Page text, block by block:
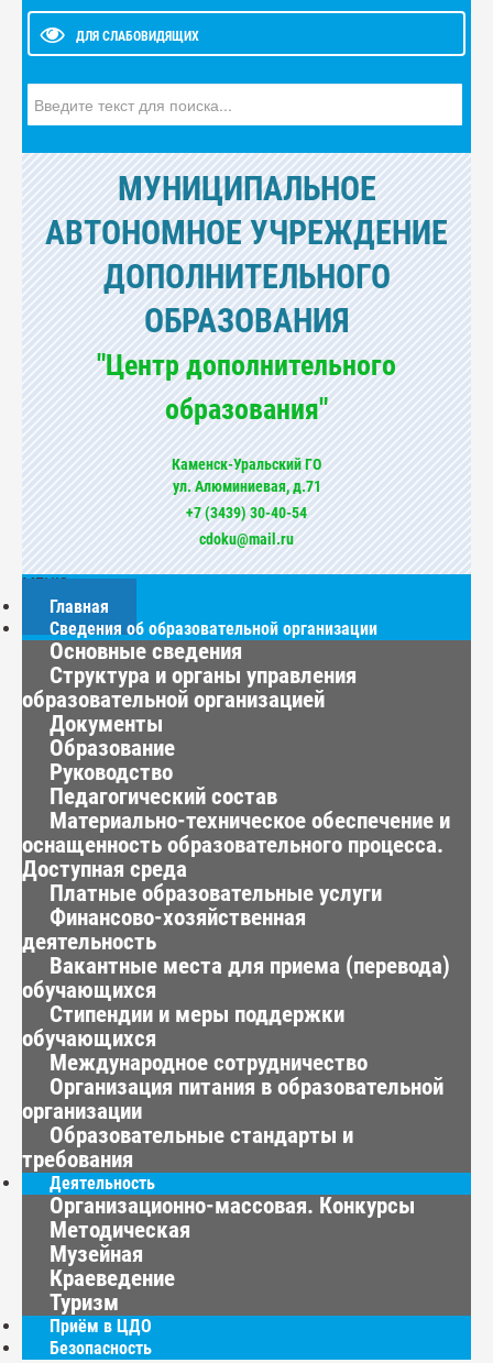
ДЛЯ СЛАБОВИДЯЩИХ
МУНИЦИПАЛЬНОЕ
АВТОНОМНОЕ УЧРЕЖДЕНИЕ
ДОПОЛНИТЕЛЬНОГО
ОБРАЗОВАНИЯ
"Центр дополнительного
образования"
Каменск-Уральский ГО
ул. Алюминиевая, д.71
+7 (3439) 30-40-54
cdoku@mail.ru
МЕНЮ
Главная
Сведения об образовательной организации
Основные сведения
Структура и органы управления
образовательной организацией
Документы
Образование
Руководство
Педагогический состав
Материально-техническое обеспечение и
оснащенность образовательного процесса.
Доступная среда
Платные образовательные услуги
Финансово-хозяйственная
деятельность
Вакантные места для приема (перевода)
обучающихся
Стипендии и меры поддержки
обучающихся
Международное сотрудничество
Организация питания в образовательной
организации
Образовательные стандарты и
требования
Деятельность
Организационно-массовая. Конкурсы
Методическая
Музейная
Краеведение
Туризм
Приём в ЦДО
Безопасность